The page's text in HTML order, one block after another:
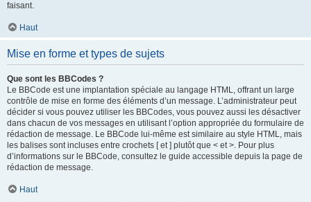
faisant.
Haut
Mise en forme et types de sujets
Que sont les BBCodes ?
Le BBCode est une implantation spéciale au langage HTML, offrant un large
contrôle de mise en forme des éléments d’un message. L’administrateur peut
décider si vous pouvez utiliser les BBCodes, vous pouvez aussi les désactiver
dans chacun de vos messages en utilisant l’option appropriée du formulaire de
rédaction de message. Le BBCode lui-même est similaire au style HTML, mais
les balises sont incluses entre crochets [ et ] plutôt que < et >. Pour plus
d’informations sur le BBCode, consultez le guide accessible depuis la page de
rédaction de message.
Haut